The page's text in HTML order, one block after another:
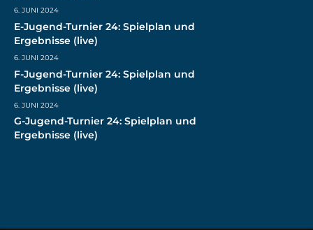
6. JUNI 2024
E-Jugend-Turnier 24: Spielplan und
Ergebnisse (live)
6. JUNI 2024
F-Jugend-Turnier 24: Spielplan und
Ergebnisse (live)
6. JUNI 2024
G-Jugend-Turnier 24: Spielplan und
Ergebnisse (live)